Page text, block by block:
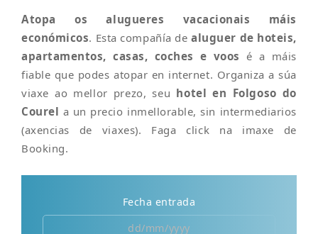
Atopa os alugueres vacacionais máis
económicos. Esta compañía dealuguer de hoteis,
apartamentos, casas, coches e voos é a máis
fiable que podes atopar en internet. Organiza a súa
viaxe ao mellor prezo, seu hotel en Folgoso do
Courel a un precio inmellorable, sin intermediarios
(axencias de viaxes). Faga click na imaxe de
Booking.
Fecha entrada